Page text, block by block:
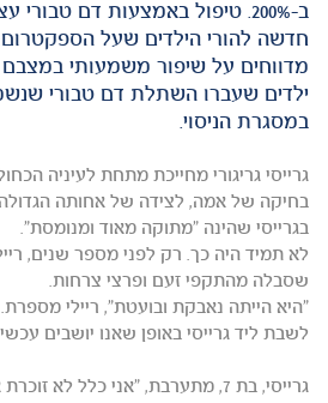
ב-200%. טיפול באמצעות דם
חדשה להורי הילדים שעל
ילדים שעברו השתלת דם טבורי
במסגרת הניסוי.
גרייסי גריגורי מחייכת מתחת לעיניה
בחיקה של אמה, לצידה של אחותה
בגרייסי שהינה "מתוקה מאוד ומנומסת".
שסבלה מהתקפי זעם ופרצי צרחות.
"היא הייתה נאבקת ובועטת", ריילי
לשבת ליד גרייסי באופן שאנו יושבים
גרייסי, בת 7, מתערבת, "אני כלל לא זוכרת את זה".